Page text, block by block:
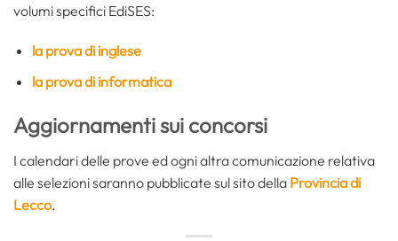
volumi specifici EdiSES:
la prova di inglese
la prova di informatica
Aggiornamenti sui concorsi
I calendari delle prove ed ogni altra comunicazione relativa
alle selezioni saranno pubblicate sul sito della Provincia di
Lecco.